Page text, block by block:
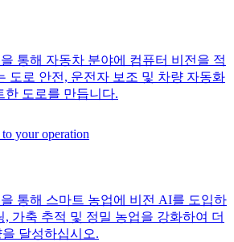
통해 자동차 분야에 컴퓨터 비전을 적
도로 안전, 운전자 보조 및 차량 자동화
한 도로를 만듭니다.
통해 스마트 농업에 비전 AI를 도입하
가축 추적 및 정밀 농업을 강화하여 더
달성하십시오.